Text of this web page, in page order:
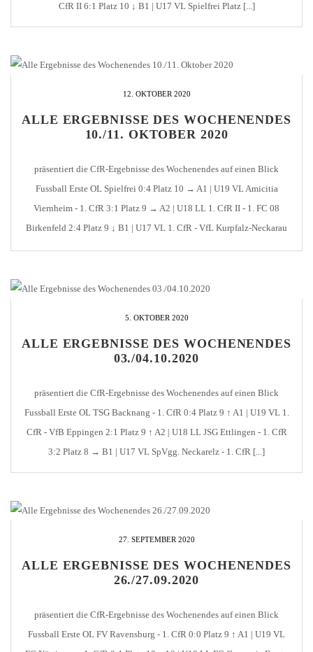
CfR II 6:1 Platz 10 ↓ B1 | U17 VL Spielfrei Platz [...]
12. OKTOBER 2020
ALLE ERGEBNISSE DES WOCHENENDES
10./11. OKTOBER 2020
präsentiert die CfR-Ergebnisse des Wochenendes auf einen Blick
Fussball Erste OL Spielfrei 0:4 Platz 10 → A1 | U19 VL Amicitia
Viernheim - 1. CfR 3:1 Platz 9 → A2 | U18 LL 1. CfR II - 1. FC 08
Birkenfeld 2:4 Platz 9 ↓ B1 | U17 VL 1. CfR - VfL Kurpfalz-Neckarau
5. OKTOBER 2020
ALLE ERGEBNISSE DES WOCHENENDES
03./04.10.2020
präsentiert die CfR-Ergebnisse des Wochenendes auf einen Blick
Fussball Erste OL TSG Backnang - 1. CfR 0:4 Platz 9 ↑ A1 | U19 VL 1.
CfR - VfB Eppingen 2:1 Platz 9 ↑ A2 | U18 LL JSG Ettlingen - 1. CfR
3:2 Platz 8 → B1 | U17 VL SpVgg. Neckarelz - 1. CfR [...]
27. SEPTEMBER 2020
ALLE ERGEBNISSE DES WOCHENENDES
26./27.09.2020
präsentiert die CfR-Ergebnisse des Wochenendes auf einen Blick
Fussball Erste OL FV Ravensburg - 1. CfR 0:0 Platz 9 ↑ A1 | U19 VL